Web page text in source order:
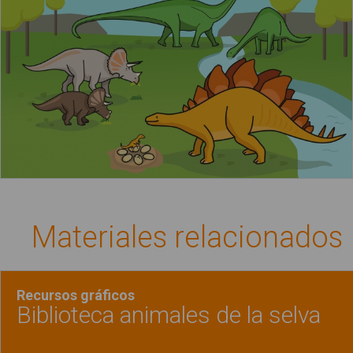
Materiales relacionados
Recursos gráficos
Biblioteca animales de la selva